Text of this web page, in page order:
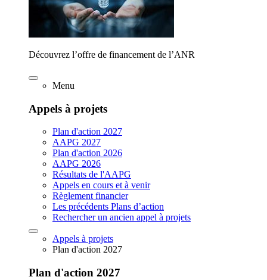
Découvrez l’offre de financement de l’ANR
Menu
Appels à projets
Plan d'action 2027
AAPG 2027
Plan d'action 2026
AAPG 2026
Résultats de l'AAPG
Appels en cours et à venir
Règlement financier
Les précédents Plans d’action
Rechercher un ancien appel à projets
Appels à projets
Plan d'action 2027
Plan d'action 2027